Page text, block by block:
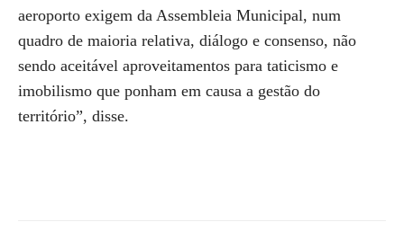
aeroporto exigem da Assembleia Municipal, num
quadro de maioria relativa, diálogo e consenso, não
sendo aceitável aproveitamentos para taticismo e
imobilismo que ponham em causa a gestão do
território”, disse.